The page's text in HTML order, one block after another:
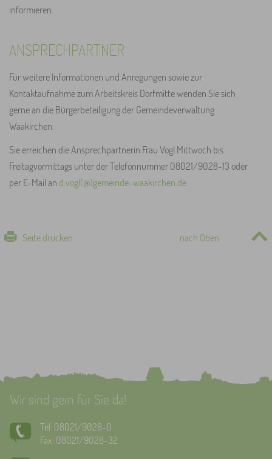
informieren.
ANSPRECHPARTNER
Für weitere Informationen und Anregungen sowie zur
Kontaktaufnahme zum Arbeitskreis Dorfmitte wenden Sie sich
gerne an die Bürgerbeteiligung der Gemeindeverwaltung
Waakirchen.
Sie erreichen die Ansprechpartnerin Frau Vogl Mittwoch bis
Freitagvormittags unter der Telefonnummer 08021/9028-13 oder
per E-Mail and.vogl(@)gemeinde-waakirchen.de
Seite drucken nach Oben
Wir sind gern für Sie da!
Tel: 08021/9028-0
Fax: 08021/9028-32